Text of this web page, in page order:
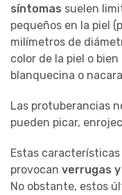
síntomas suelen
pequeños en la piel
milímetros de
color de la piel o
blanquecina o
Las protuberancias
pueden picar,
Estas
provocan verrugas
No obstante, estos